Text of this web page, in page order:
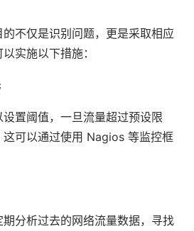
不仅是识别问题，更是采取相应
实施以下措施：
置阈值，一旦流量超过预设限
可以通过使用 Nagios 等监控框
分析过去的网络流量数据，寻找